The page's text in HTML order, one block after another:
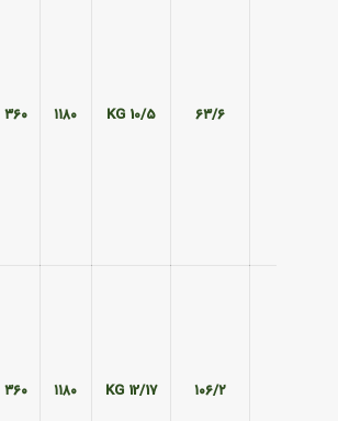
۶۳/۶ 10/5 KG ۱۱۸۰ ۳۶۰
۱۰۶/۲ 12/17 KG ۱۱۸۰ ۳۶۰